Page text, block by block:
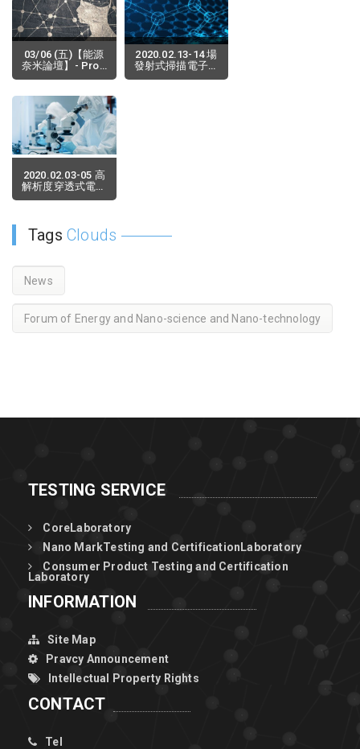
03/06 (五)【能源
奈米論壇】- Prof.
Applied
Sciences,
Department of
Applied Physics,
University of
Tsukuba, Japan)
2020.02.13-14 場
發射式掃描電子顯
2020.02.03-05 高
解析度穿透式電子
Tags Clouds
News
Forum of Energy and Nano-science and Nano-technology
TESTING SERVICE
CoreLaboratory
Nano MarkTesting and CertificationLaboratory
Consumer Product Testing and Certification
Laboratory
INFORMATION
Site Map
Pravcy Announcement
Intellectual Property Rights
CONTACT
Tel